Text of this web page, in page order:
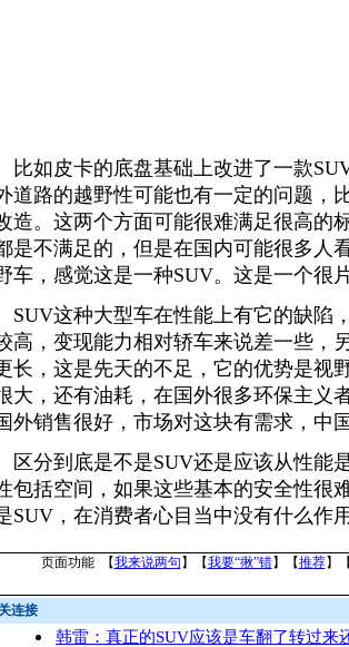
如皮卡的底盘基础上改进了一款
道路的越野性可能也有一定的问题，
造。这两个方面可能很难满足很高的
是不满足的，但是在国内可能很多人
车，感觉这是一种SUV。这是一个很
这种大型车在性能上有它的缺陷
高，变现能力相对轿车来说差一些，
长，这是先天的不足，它的优势是视
大，还有油耗，在国外很多环保主义
外销售很好，市场对这块有需求，中
分到底是不是SUV还是应该从性能
包括空间，如果这些基本的安全性很
SUV，在消费者心目当中没有什么作
页面功能 【我来说两句 】【我要“揪”错】【推荐】
连接
韩雷：真正的SUV应该是车翻了转过来